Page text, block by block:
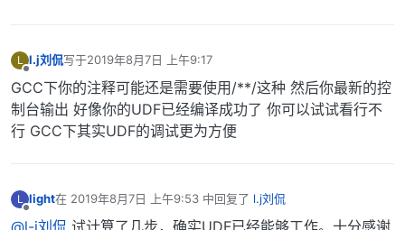
L l.j刘侃写于2019年8月7日 上午9:17
最后由 编辑
GCC下你的注释可能还是需要使用/**/这种 然后你最新的控
制台输出 好像你的UDF已经编译成功了 你可以试试看行不
行 GCC下其实UDF的调试更为方便
L light在 2019年8月7日 上午9:53 中回复了 l.j刘侃
最后由 编辑
@l-j刘侃 试计算了几步，确实UDF已经能够工作。十分感谢